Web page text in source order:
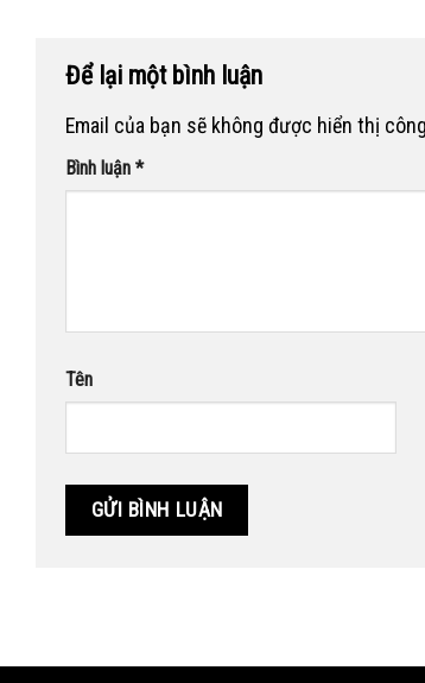
Để lại một bình luận
Email của bạn sẽ không được hiển thị
Bình luận *
Tên